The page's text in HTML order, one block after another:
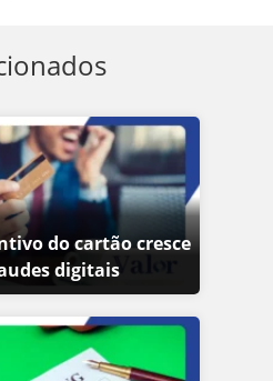
do cartão cresce
digitais